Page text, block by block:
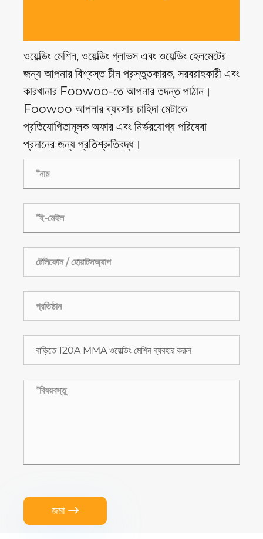
ওয়েল্ডিং মেশিন, ওয়েল্ডিং গ্লাভস এবং ওয়েল্ডিং হেলমেটের
জন্য আপনার বিশ্বস্ত চীন প্রস্তুতকারক, সরবরাহকারী এবং
কারখানার Foowoo-তে আপনার তদন্ত পাঠান।
Foowoo আপনার ব্যবসার চাহিদা মেটাতে
প্রতিযোগিতামূলক অফার এবং নির্ভরযোগ্য পরিষেবা
প্রদানের জন্য প্রতিশ্রুতিবদ্ধ।
জমা 